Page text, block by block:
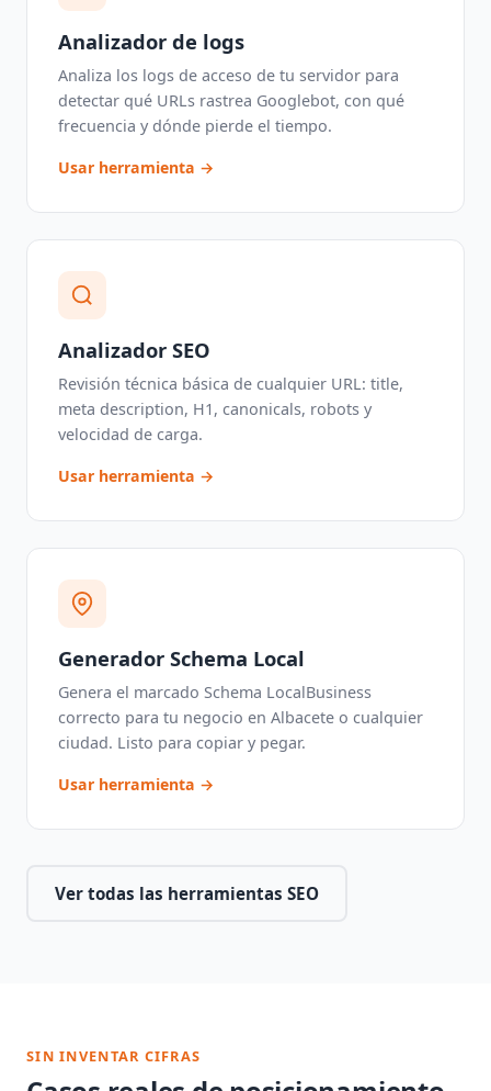
Analizador de logs
Analiza los logs de acceso de tu servidor para
detectar qué URLs rastrea Googlebot, con qué
frecuencia y dónde pierde el tiempo.
Usar herramienta →
Analizador SEO
Revisión técnica básica de cualquier URL: title,
meta description, H1, canonicals, robots y
velocidad de carga.
Usar herramienta →
Generador Schema Local
Genera el marcado Schema LocalBusiness
correcto para tu negocio en Albacete o cualquier
ciudad. Listo para copiar y pegar.
Usar herramienta →
Ver todas las herramientas SEO
SIN INVENTAR CIFRAS